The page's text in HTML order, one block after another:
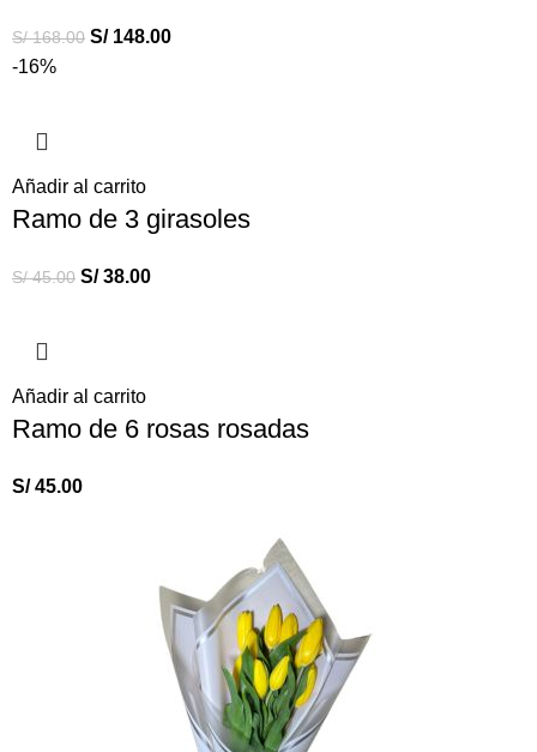
S/168.00 S/148.00
-16%
Añadir al carrito
Ramo de 3 girasoles
S/45.00 S/38.00
Añadir al carrito
Ramo de 6 rosas rosadas
S/45.00